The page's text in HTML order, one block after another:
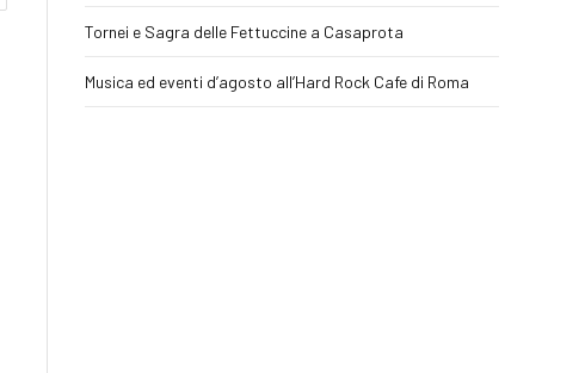
Tornei e Sagra delle Fettuccine a Casaprota
Musica ed eventi d’agosto all’Hard Rock Cafe di Roma